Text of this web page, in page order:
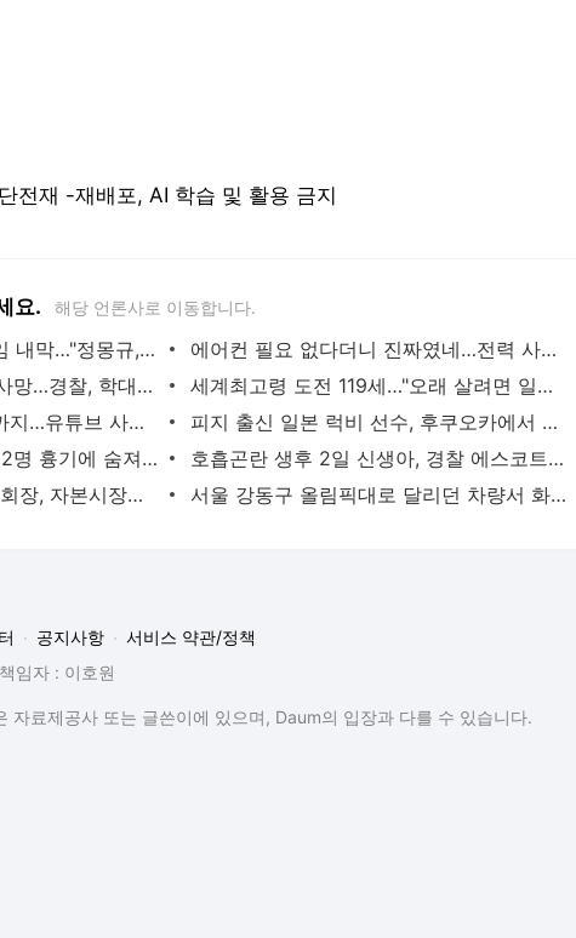
전재 -재배포, AI 학습 및 활용 금지
요. 해당 언론사로 이동합니다.
이임생이 밝힌 홍명보 선임 내막…"정몽규, TD판단 믿는다고 해"(종합) | 연합뉴스
에어컨 필요 없다더니 진짜였네…전력 사용량으로 본 냉방 도시 | 연합뉴스
천안 교회서 지내던 11세 사망…경찰, 학대치사 여부 수사(종합) | 연합뉴스
세계최고령 도전 119세…"오래 살려면 일하고 건강하게 먹어라" | 연합뉴스
새벽 급습부터 회사 탈출까지…유튜브 사로잡은 '날것'의 일상 | 연합뉴스
피지 출신 일본 럭비 선수, 후쿠오카에서 훈련 중 열사병 사망 | 연합뉴스
서울 면목동서 60대 남성 2명 흉기에 숨져…지인 사이 추정(종합) | 연합뉴스
호흡곤란 생후 2일 신생아, 경찰 에스코트로 생명 구해 | 연합뉴스
'김부장' 제작사 판타지오 회장, 자본시장법 위반 혐의 피소 | 연합뉴스
서울 강동구 올림픽대로 달리던 차량서 화재…구간 정체 | 연합뉴스
공지사항
서비스 약관/정책
임자 : 이호원
자료제공사 또는 글쓴이에 있으며, Daum의 입장과 다를 수 있습니다.